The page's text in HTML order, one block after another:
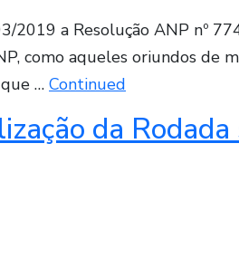
2019 a Resolução ANP nº
como aqueles oriundos de
… Continued
da